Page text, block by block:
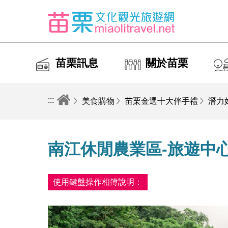
苗栗訊息 關於苗栗
::: 美食購物 苗栗金選十大伴手禮 潛力
南江休閒農業區-旅遊中
使用鍵盤操作相簿說明：